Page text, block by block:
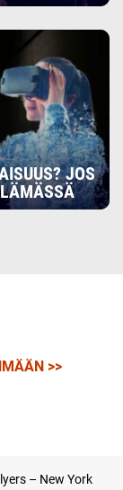
JOS
>>
– New York